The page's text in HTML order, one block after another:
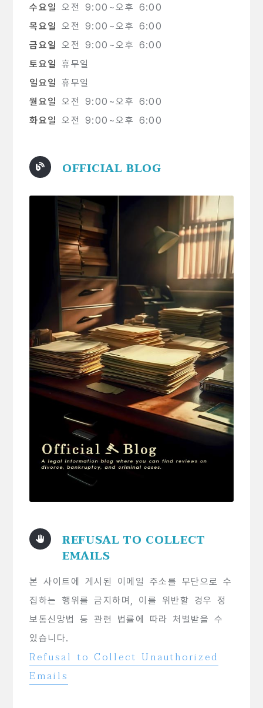
수요일 오전 9:00~오후 6:00
목요일 오전 9:00~오후 6:00
금요일 오전 9:00~오후 6:00
토요일 휴무일
일요일 휴무일
월요일 오전 9:00~오후 6:00
화요일 오전 9:00~오후 6:00
OFFICIAL BLOG
REFUSAL TO COLLECT
EMAILS
본 사이트에 게시된 이메일 주소를 무단으로 수
집하는 행위를 금지하며, 이를 위반할 경우 정
보통신망법 등 관련 법률에 따라 처벌받을 수
있습니다.
Refusal to Collect Unauthorized
Emails